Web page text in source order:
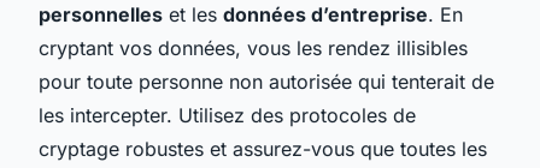
personnelles et les données d’entreprise. En
cryptant vos données, vous les rendez illisibles
pour toute personne non autorisée qui tenterait de
les intercepter. Utilisez des protocoles de
cryptage robustes et assurez-vous que toutes les